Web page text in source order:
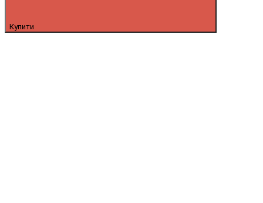
Купити